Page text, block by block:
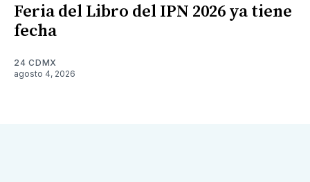
Feria del Libro del IPN 2026 ya tiene
fecha
24 CDMX
agosto 4, 2026